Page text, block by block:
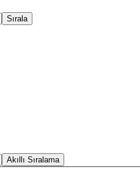
Sırala
Akıllı Sıralama